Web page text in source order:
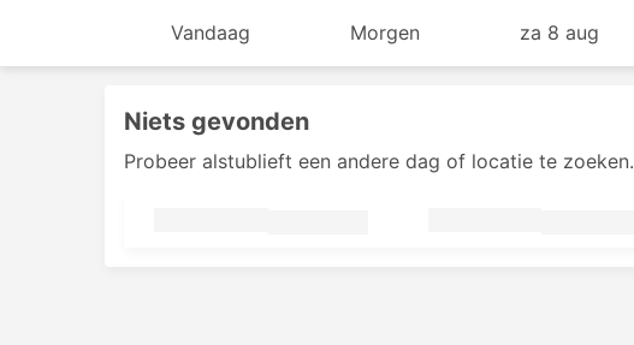
Vandaag Morgen za 8 aug
Niets gevonden
Probeer alstublieft een andere dag of locatie te zoeken.